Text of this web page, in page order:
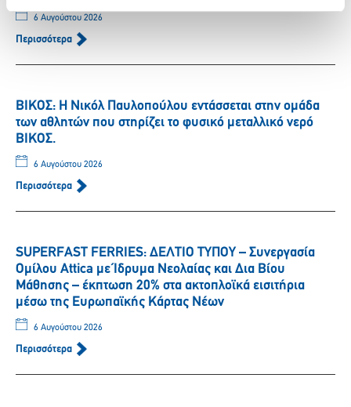
6 Αυγούστου 2026
Περισσότερα
ΒΙΚΟΣ: Η Νικόλ Παυλοπούλου εντάσσεται στην ομάδα
των αθλητών που στηρίζει το φυσικό μεταλλικό νερό
ΒΙΚΟΣ.
6 Αυγούστου 2026
Περισσότερα
SUPERFAST FERRIES: ΔΕΛΤΙΟ ΤΥΠΟΥ – Συνεργασία
Ομίλου Attica με Ίδρυμα Νεολαίας και Δια Βίου
Μάθησης – έκπτωση 20% στα ακτοπλοϊκά εισιτήρια
μέσω της Ευρωπαϊκής Κάρτας Νέων
6 Αυγούστου 2026
Περισσότερα